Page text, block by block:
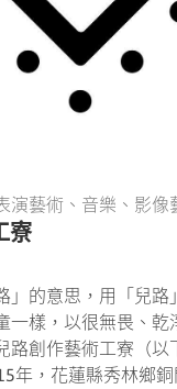
演藝術、音樂、影像
寮
」的意思，用「兒路
一樣，以很無畏、乾
創作藝術工寮（以
年，花蓮縣秀林鄉